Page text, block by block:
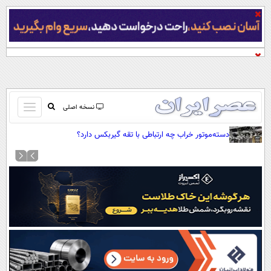
نسخه اصلی
باز
و
کردن
صفحه اول
آرشیو
نظرسنجی
آب و هوا
اوقات شرعی
سواد زندگی
دسته‌موتور خراب چه ارتباطی با تقه گیربکس دارد؟